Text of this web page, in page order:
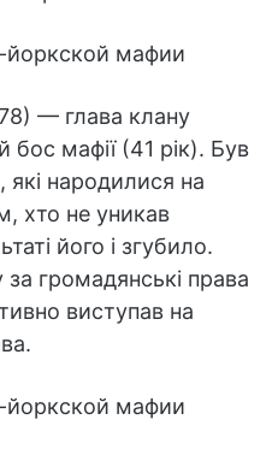
— глава клану
мафії (41 рік). Був
які народилися на
хто не уникав
його і згубило.
громадянські права
виступав на